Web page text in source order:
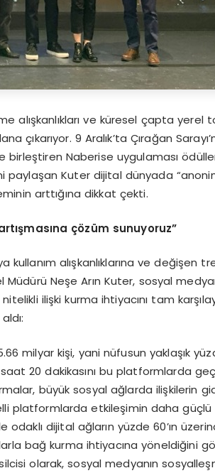
alışkanlıkları ve küresel çapta yerel
çıkarıyor. 9 Aralık’ta Çırağan
Naberise uygulaması
Kuter dijital dünyada
arttığına dikkat çekti.
masına çözüm sunuyoruz”
kullanım alışkanlıklarına ve değişen
Neşe Arın Kuter, sosyal
ilişki kurma ihtiyacını tam
milyar kişi, yani nüfusun yaklaşık
20 dakikasını bu platformlarda
büyük sosyal ağlarda ilişkilerin
platformlarda etkileşimin daha
dijital ağların yüzde 60’ın
bağ kurma ihtiyacına yöneldiğini
olarak, sosyal medyanın